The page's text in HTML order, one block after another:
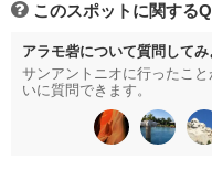
このスポットに関する
アラモ砦について質問してみ
サンアントニオに行ったこ
いに質問できます。